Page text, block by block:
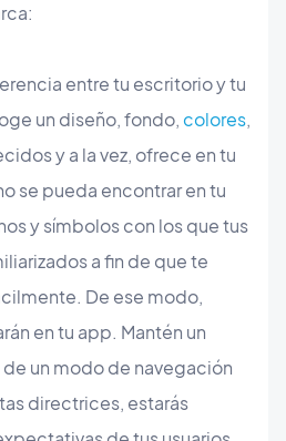
entre tu escritorio y tu
un diseño, fondo, colores,
y a la vez, ofrece en tu
se pueda encontrar en tu
y símbolos con los que tus
a fin de que te
De ese modo,
en tu app. Mantén un
un modo de navegación
directrices, estarás